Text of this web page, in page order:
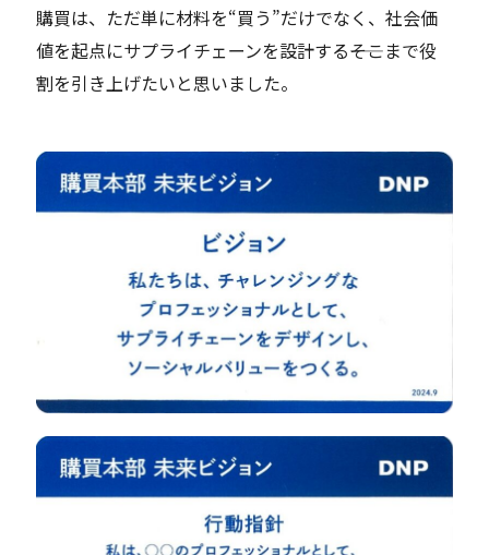
購買は、ただ単に材料を“買う”だけでなく、社会価
値を起点にサプライチェーンを設計する――そこまで役
割を引き上げたいと思いました。